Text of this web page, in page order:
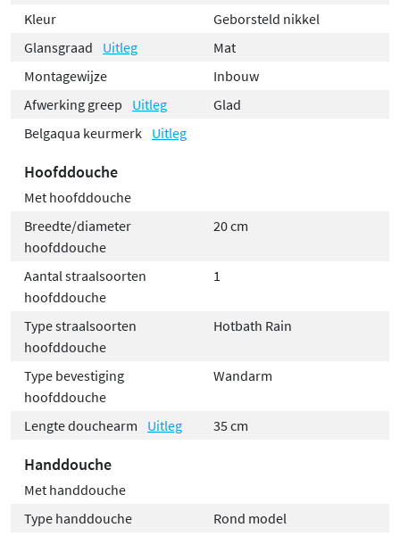
Kleur
Geborsteld nikkel
Glansgraad
Uitleg
Mat
Montagewijze
Inbouw
Afwerking greep
Uitleg
Glad
Belgaqua keurmerk Uitleg
Hoofddouche
Met hoofddouche
Breedte/diameter
hoofddouche
20 cm
Aantal straalsoorten
hoofddouche
1
Type straalsoorten
hoofddouche
Hotbath Rain
Type bevestiging
hoofddouche
Wandarm
Lengte douchearm Uitleg 35 cm
Handdouche
Met handdouche
Type handdouche
Rond model